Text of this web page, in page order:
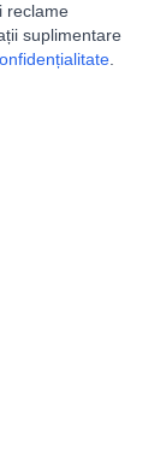
reclame
suplimentare